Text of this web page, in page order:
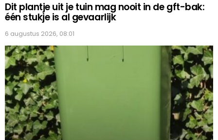
Dit plantje uit je tuin mag nooit in de gft-bak:
één stukje is al gevaarlijk
6 augustus 2026, 08:01